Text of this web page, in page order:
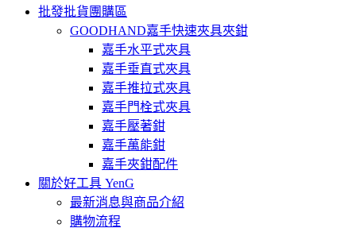
批發批貨團購區
GOODHAND嘉手快速夾具夾鉗
嘉手水平式夾具
嘉手垂直式夾具
嘉手推拉式夾具
嘉手門栓式夾具
嘉手壓著鉗
嘉手萬能鉗
嘉手夾鉗配件
關於好工具 YenG
最新消息與商品介紹
購物流程